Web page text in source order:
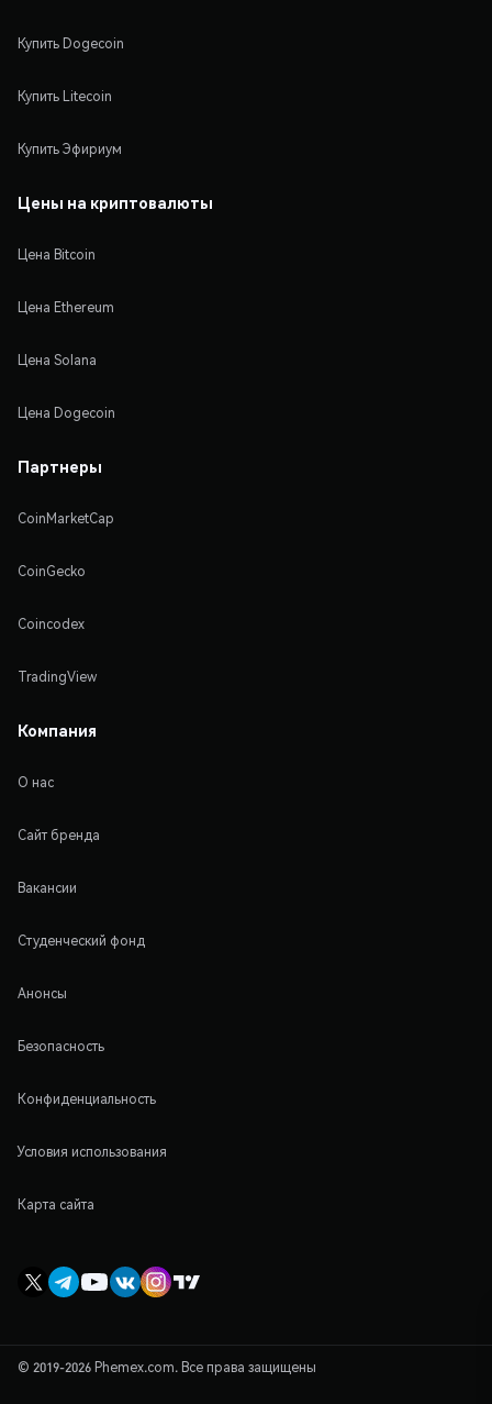
Купить Dogecoin
Купить Litecoin
Купить Эфириум
Цены на криптовалюты
Цена Bitcoin
Цена Ethereum
Цена Solana
Цена Dogecoin
Партнеры
CoinMarketCap
CoinGecko
Coincodex
TradingView
Компания
О нас
Сайт бренда
Вакансии
Студенческий фонд
Анонсы
Безопасность
Конфиденциальность
Условия использования
Карта сайта
© 2019-2026 Phemex.com. Все права защищены